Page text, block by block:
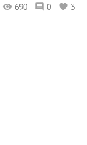
690 0 3